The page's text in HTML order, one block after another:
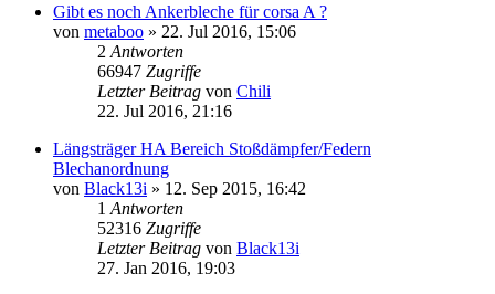
Gibt es noch Ankerbleche für corsa A ?
von metaboo » 22. Jul 2016, 15:06
2 Antworten
66947 Zugriffe
Letzter Beitrag von Chili
22. Jul 2016, 21:16
Längsträger HA Bereich Stoßdämpfer/Federn
Blechanordnung
von Black13i » 12. Sep 2015, 16:42
1 Antworten
52316 Zugriffe
Letzter Beitrag von Black13i
27. Jan 2016, 19:03